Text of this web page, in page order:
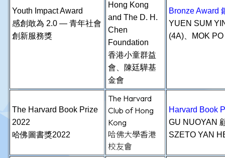
Youth Impact Award
感創敢為 2.0 — 青年社會
創新服務獎
Hong Kong
and The D. H.
Chen
Foundation
香港小童群益
會、陳廷驊基
金會
Bronze Award
YUEN SUM
(4A)、MOK
The Harvard Book Prize
2022
哈佛圖書獎2022
The Harvard
Club of Hong
Kong
哈佛大學香港
校友會
Harvard Book
GU NUOYAN
SZETO YAN